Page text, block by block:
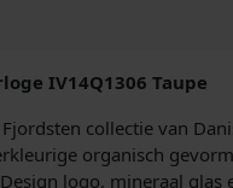
IV14Q1306 Taupe
collectie van
organisch
logo, mineraal glas